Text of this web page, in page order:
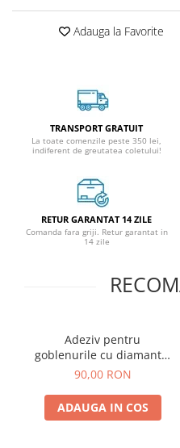
Adauga la Favorite
TRANSPORT GRATUIT
La toate comenzile peste 350 lei,
indiferent de greutatea coletului!
RETUR GARANTAT 14 ZILE
Comanda fara griji. Retur garantat in
14 zile
Adeziv pentru
goblenurile cu diamante,
120 ml
90,00 RON
ADAUGA IN COS